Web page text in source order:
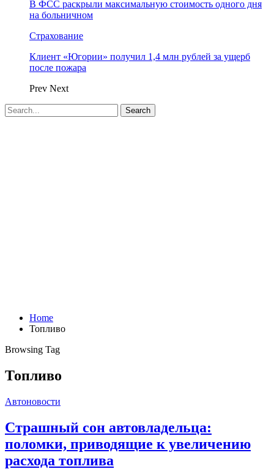
В ФСС раскрыли максимальную стоимость одного дня
на больничном
Страхование
Клиент «Югории» получил 1,4 млн рублей за ущерб
после пожара
Prev Next
Home
Топливо
Browsing Tag
Топливо
Автоновости
Страшный сон автовладельца:
поломки, приводящие к увеличению
расхода топлива